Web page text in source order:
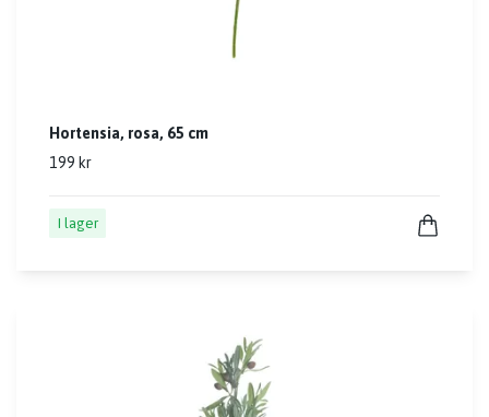
Hortensia, rosa, 65 cm
199 kr
I lager